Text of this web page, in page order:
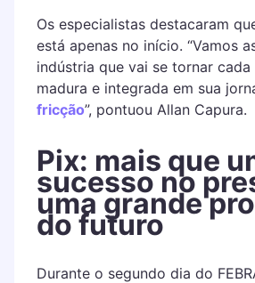
Os especialistas destacaram
está apenas no início. “Vamos
indústria que vai se tornar cada
madura e integrada em sua
fricção”, pontuou Allan Capura.
Pix: mais que
sucesso no
uma grande
do futuro
Durante o segundo dia do